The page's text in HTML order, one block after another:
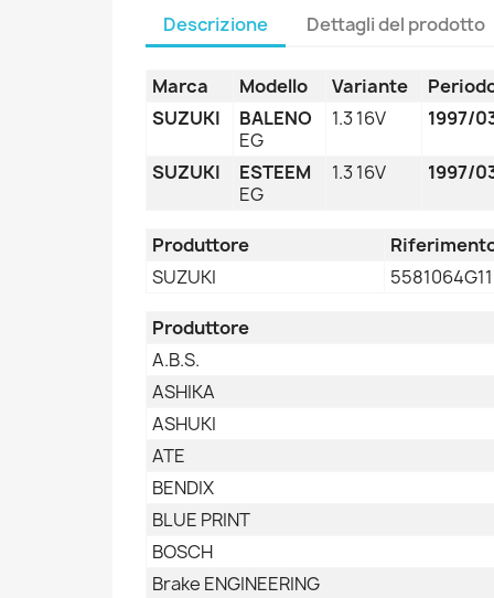
Descrizione Dettagli del prodotto
Marca Modello Variante
SUZUKI
BALENO
EG
1.3 16V 1997/
SUZUKI
ESTEEM
EG
1.3 16V 1997/
Produttore
SUZUKI
Produttore
A.B.S.
ASHIKA
ASHUKI
ATE
BENDIX
BLUE PRINT
BOSCH
Brake ENGINEERING